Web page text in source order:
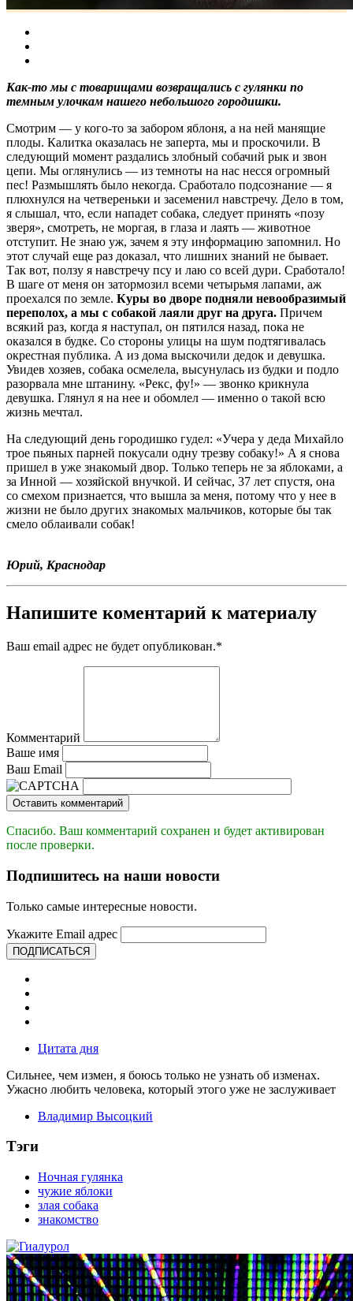
Как-то мы с товарищами возвращались с гулянки по
темным улочкам нашего небольшого городишки.
Смотрим — у кого-то за забором яблоня, а на ней манящие
плоды. Калитка оказалась не заперта, мы и проскочили. В
следующий момент раздались злобный собачий рык и звон
цепи. Мы оглянулись — из темноты на нас несся огромный
пес! Размышлять было некогда. Сработало подсознание — я
плюхнулся на четвереньки и засеменил навстречу. Дело в том,
я слышал, что, если нападет собака, следует принять «позу
зверя», смотреть, не моргая, в глаза и лаять — животное
отступит. Не знаю уж, зачем я эту информацию запомнил. Но
этот случай еще раз доказал, что лишних знаний не бывает.
Так вот, ползу я навстречу псу и лаю со всей дури. Сработало!
В шаге от меня он затормозил всеми четырьмя лапами, аж
проехался по земле. Куры во дворе подняли невообразимый
переполох, а мы с собакой лаяли друг на друга. Причем
всякий раз, когда я наступал, он пятился назад, пока не
оказался в будке. Со стороны улицы на шум подтягивалась
окрестная публика. А из дома выскочили дедок и девушка.
Увидев хозяев, собака осмелела, высунулась из будки и подло
разорвала мне штанину. «Рекс, фу!» — звонко крикнула
девушка. Глянул я на нее и обомлел — именно о такой всю
жизнь мечтал.
На следующий день городишко гудел: «Учера у деда Михайло
трое пьяных парней покусали одну трезву собаку!» А я снова
пришел в уже знакомый двор. Только теперь не за яблоками, а
за Инной — хозяйской внучкой. И сейчас, 37 лет спустя, она
со смехом признается, что вышла за меня, потому что у нее в
жизни не было других знакомых мальчиков, которые бы так
смело облаивали собак!
Юрий, Краснодар
Напишите коментарий к материалу
Ваш email адрес не будет опубликован.*
Комментарий
Ваше имя
Ваш Email
Оставить комментарий
Спасибо. Ваш комментарий сохранен и будет активирован
после проверки.
Подпишитесь на наши новости
Только самые интересные новости.
Укажите Email адрес
ПОДПИСАТЬСЯ
Цитата дня
Сильнее, чем измен, я боюсь только не узнать об изменах.
Ужасно любить человека, который этого уже не заслуживает
Владимир Высоцкий
Тэги
Ночная гулянка
чужие яблоки
злая собака
знакомство